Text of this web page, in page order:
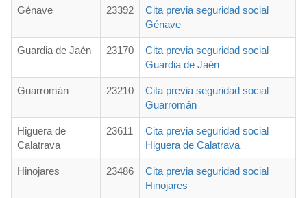
Génave 23392
Cita previa seguridad social
Génave
Guardia de Jaén 23170
Cita previa seguridad social
Guardia de Jaén
Guarromán 23210
Cita previa seguridad social
Guarromán
Higuera de
Calatrava
23611
Cita previa seguridad social
Higuera de Calatrava
Hinojares 23486
Cita previa seguridad social
Hinojares